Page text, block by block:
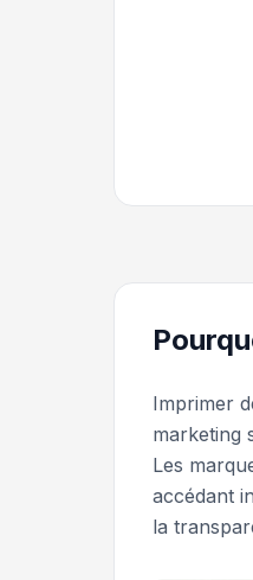
Imprimer
marketing
Les
accédant
la